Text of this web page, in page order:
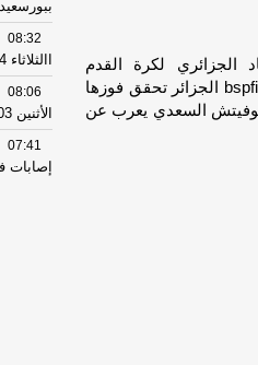
الجزائري لكرة القدم
بيتكوفيتش السعدي يعرب عن رضاه وفخره بأداء الفرق bspfi الجزائر تحقق فوزها
السعدي يعرب عن
ببورسعيد
08:32
االثلاثاء 04-08-2026
08:06
الأثنين 03-08-2026
07:41
إصابات